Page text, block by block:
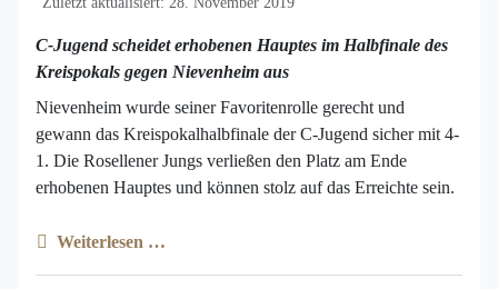
C-Jugend scheidet erhobenen Hauptes im Halbfinale des
Kreispokals gegen Nievenheim aus
Nievenheim wurde seiner Favoritenrolle gerecht und
gewann das Kreispokalhalbfinale der C-Jugend sicher mit 4-
1. Die Rosellener Jungs verließen den Platz am Ende
erhobenen Hauptes und können stolz auf das Erreichte sein.
Weiterlesen …